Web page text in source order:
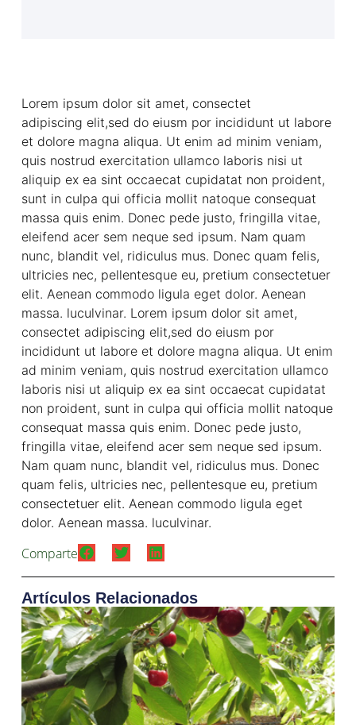
Lorem ipsum dolor sit amet, consectet
adipiscing elit,sed do eiusm por incididunt ut labore
et dolore magna aliqua. Ut enim ad minim veniam,
quis nostrud exercitation ullamco laboris nisi ut
aliquip ex ea sint occaecat cupidatat non proident,
sunt in culpa qui officia mollit natoque consequat
massa quis enim. Donec pede justo, fringilla vitae,
eleifend acer sem neque sed ipsum. Nam quam
nunc, blandit vel, ridiculus mus. Donec quam felis,
ultricies nec, pellentesque eu, pretium consectetuer
elit. Aenean commodo ligula eget dolor. Aenean
massa. luculvinar. Lorem ipsum dolor sit amet,
consectet adipiscing elit,sed do eiusm por
incididunt ut labore et dolore magna aliqua. Ut enim
ad minim veniam, quis nostrud exercitation ullamco
laboris nisi ut aliquip ex ea sint occaecat cupidatat
non proident, sunt in culpa qui officia mollit natoque
consequat massa quis enim. Donec pede justo,
fringilla vitae, eleifend acer sem neque sed ipsum.
Nam quam nunc, blandit vel, ridiculus mus. Donec
quam felis, ultricies nec, pellentesque eu, pretium
consectetuer elit. Aenean commodo ligula eget
dolor. Aenean massa. luculvinar.
Comparte
Artículos Relacionados